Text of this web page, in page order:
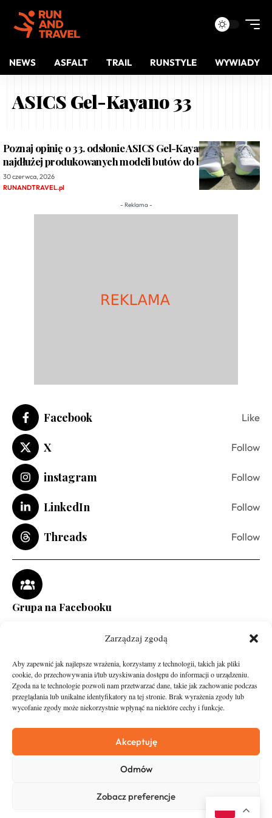
Zarządzaj zgodą
Aby zapewnić jak najlepsze wrażenia, korzystamy z technologii, takich jak pliki
cookie, do przechowywania i/lub uzyskiwania dostępu do informacji o urządzeniu.
Zgoda na te technologie pozwoli nam przetwarzać dane, takie jak zachowanie podczas
przeglądania lub unikalne identyfikatory na tej stronie. Brak wyrażenia zgody lub
wycofanie zgody może niekorzystnie wpłynąć na niektóre cechy i funkcje.
Akceptuję
Odmów
Zobacz preferencje
NEWS ASFALT TRAIL RUNSTYLE WYWIADY
ASICS Gel-Kayano 33
Poznaj opinię o 33. odsłonie ASICS Gel-Kayano, jednego z
najdłużej produkowanych modeli butów do biegania
30 czerwca, 2026
RUNANDTRAVEL.pl
- Reklama -
Facebook Like
X Follow
instagram Follow
LinkedIn Follow
Threads Follow
Grupa na Facebooku
Asfalt
O nas
Zostań Patronem
Kontakt